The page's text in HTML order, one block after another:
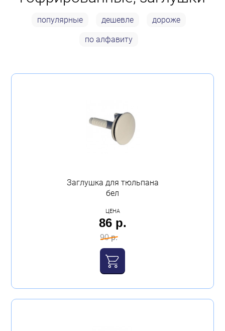
Сантехника
Для дачи и отдыха
Мебель
популярные дешевле дороже
по алфавиту
Заглушка для тюльпана
бел
ЦЕНА
86 р.
90 р.